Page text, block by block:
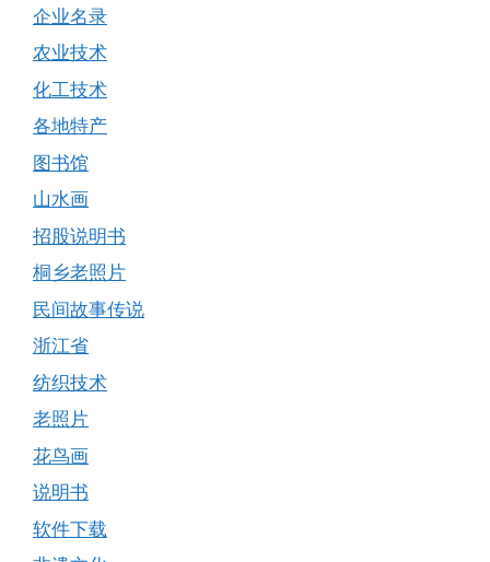
企业名录
农业技术
化工技术
各地特产
图书馆
山水画
招股说明书
桐乡老照片
民间故事传说
浙江省
纺织技术
老照片
花鸟画
说明书
软件下载